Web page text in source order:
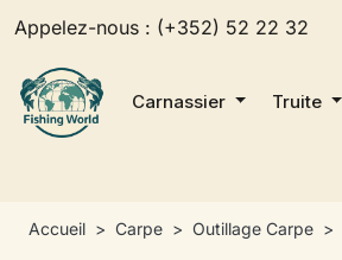
Appelez-nous : (+352) 52 22 32
Carnassier Truite
Accueil Carpe Outillage Carpe